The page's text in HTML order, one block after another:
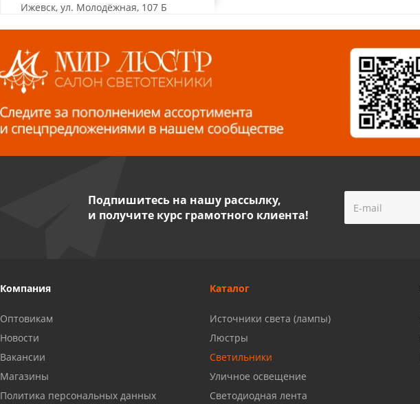
Ижевск, ул. Молодёжная, 107 Б
Волжский, ул. Мира 47 В
8 927 255 38 33
Пенза, ул. Пролетарская, 61 ТЦ
"Стройбери"
Миасс, ул. Романенко, 95
8 927 009 54 63
Саратов, ул. Танкистов, 37 (БЦ
Подпишитесь на нашу рассылку,
и получите курс грамотного клиента!
Компания
Оптовикам
Новости
Вакансии
Магазины
Политика персональных данных
Каталог
Источники света (лампы)
Люстры
Светильники
Уличное освещение
Светодиодная лента